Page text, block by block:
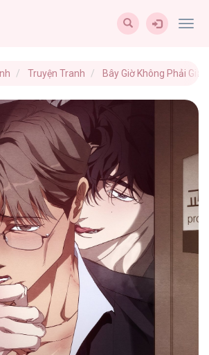
Truyện Tranh Bây Giờ Không Phải